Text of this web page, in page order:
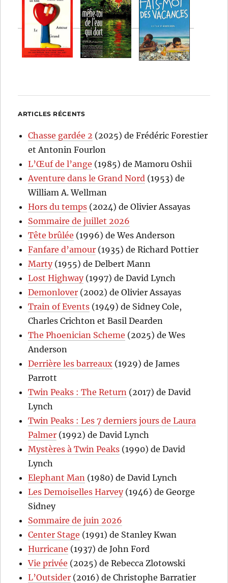
ARTICLES RÉCENTS
Chasse gardée 2 (2025) de Frédéric Forestier
et Antonin Fourlon
L’Œuf de l’ange (1985) de Mamoru Oshii
Aventure dans le Grand Nord (1953) de
William A. Wellman
Hors du temps (2024) de Olivier Assayas
Sommaire de juillet 2026
Tête brûlée (1996) de Wes Anderson
Fanfare d’amour (1935) de Richard Pottier
Marty(1955) de Delbert Mann
Lost Highway(1997) de David Lynch
Demonlover (2002) de Olivier Assayas
Train of Events (1949) de Sidney Cole,
Charles Crichton et Basil Dearden
The Phoenician Scheme (2025) de Wes
Anderson
Derrière les barreaux (1929) de James
Parrott
Twin Peaks : The Return (2017) de David
Lynch
Twin Peaks : Les 7 derniers jours de Laura
Palmer (1992) de David Lynch
Mystères à Twin Peaks (1990) de David
Lynch
Elephant Man (1980) de David Lynch
Les Demoiselles Harvey(1946) de George
Sidney
Sommaire de juin 2026
Center Stage (1991) de Stanley Kwan
Hurricane (1937) de John Ford
Vie privée (2025) de Rebecca Zlotowski
L’Outsider (2016) de Christophe Barratier